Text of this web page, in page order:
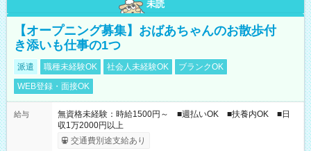
未読
【オープニング募集】おばあちゃんのお散歩付
き添いも仕事の1つ
派遣 職種未経験OK 社会人未経験OK
ブランクOK
WEB登録・面接OK
給与
無資格未経験：時給1500円～ ■週払いOK ■扶養内OK ■日
収1万2000円以上
交通費別途支給あり